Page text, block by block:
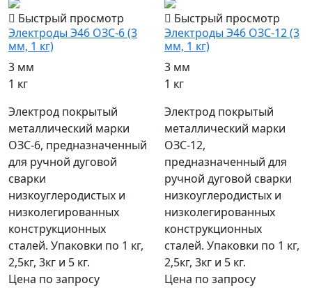
Быстрый просмотр
Электроды Э46 ОЗС-6 (3
мм, 1 кг)
3 мм
1 кг
Электрод покрытый
металлический марки
ОЗС-6, предназначенный
для ручной дуговой
сварки
низкоуглеродистых и
низколегированных
конструкционных
сталей. Упаковки по 1 кг,
2,5кг, 3кг и 5 кг.
Цена по запросу
Быстрый просмотр
Электроды Э46 ОЗС-12 (3
мм, 1 кг)
3 мм
1 кг
Электрод покрытый
металлический марки
ОЗС-12,
предназначенный для
ручной дуговой сварки
низкоуглеродистых и
низколегированных
конструкционных
сталей. Упаковки по 1 кг,
2,5кг, 3кг и 5 кг.
Цена по запросу